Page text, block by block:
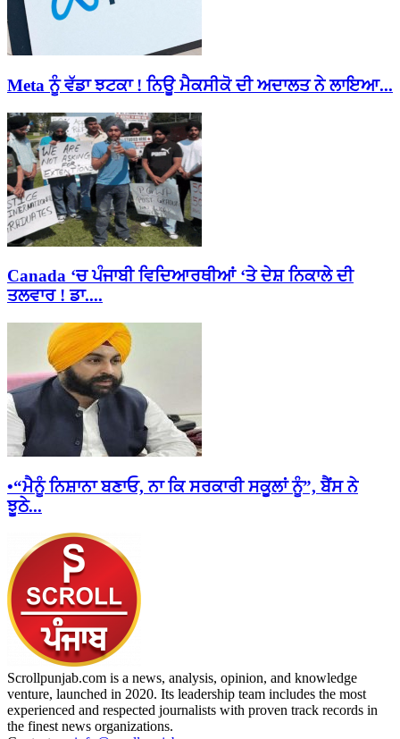
Meta ਨੂੰ ਵੱਡਾ ਝਟਕਾ ! ਨਿਊ ਮੈਕਸੀਕੋ ਦੀ ਅਦਾਲਤ ਨੇ ਲਾਇਆ...
Canada ‘ਚ ਪੰਜਾਬੀ ਵਿਦਿਆਰਥੀਆਂ ‘ਤੇ ਦੇਸ਼ ਨਿਕਾਲੇ ਦੀ
ਤਲਵਾਰ ! ਡਾ....
•“ਮੈਨੂੰ ਨਿਸ਼ਾਨਾ ਬਣਾਓ, ਨਾ ਕਿ ਸਰਕਾਰੀ ਸਕੂਲਾਂ ਨੂੰ”, ਬੈਂਸ ਨੇ
ਝੂਠੇ...
Scrollpunjab.com is a news, analysis, opinion, and knowledge
venture, launched in 2020. Its leadership team includes the most
experienced and respected journalists with proven track records in
the finest news organizations.